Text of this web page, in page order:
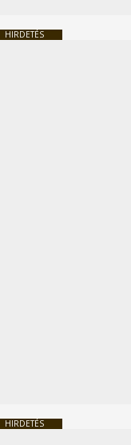
HIRDETÉS
HIRDETÉS